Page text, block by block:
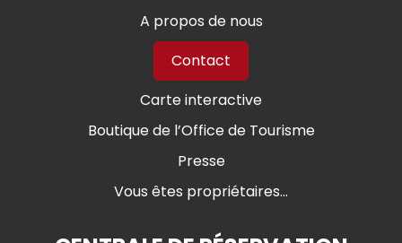
A propos de nous
Contact
Carte interactive
Boutique de l’Office de Tourisme
Presse
Vous êtes propriétaires...